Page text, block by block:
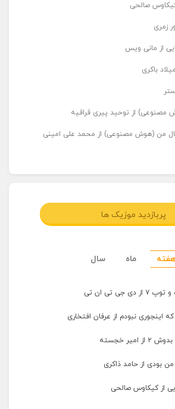
کیکاوس صالحی
زمری
از مانی ویس
باکری
مصنوعی) از توحید پیری قراقیه
من (هوش مصنوعی) از محمد علی امینی
پربازدید موزیک ها
ماه سال
جی تی ان تی
اینجوری نبودم از عرفان افتخاری
خجسته
بودی از حامد ذاکری
از کیکاوس صالحی